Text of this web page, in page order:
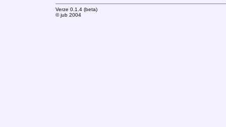
Verze 0.1.4 (beta)
© jub 2004